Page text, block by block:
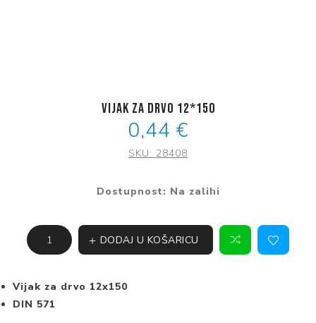
Vijak za drvo 12*150
0,44 €
SKU: 28408
Dostupnost: Na zalihi
DODAJ U KOŠARICU
Vijak za drvo 12x150
DIN 571